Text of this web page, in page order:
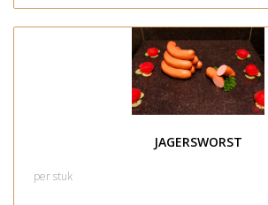
JAGERSWORST
per stuk